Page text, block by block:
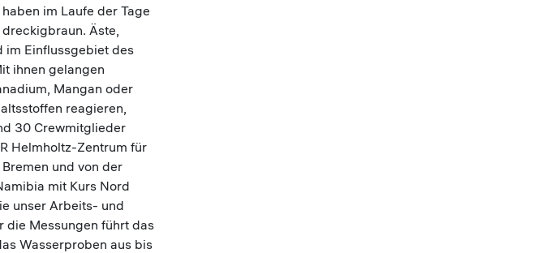
im Laufe der Tage
Äste,
im Einflussgebiet des
ihnen gelangen
Mangan oder
reagieren,
30 Crewmitglieder
Helmholtz-Zentrum für
und von der
mit Kurs Nord
unser Arbeits- und
die Messungen führt das
Wasserproben aus bis